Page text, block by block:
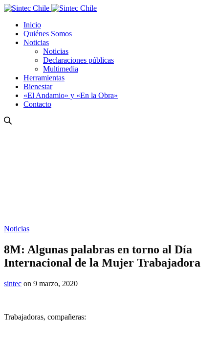
Inicio
Quiénes Somos
Noticias
Noticias
Declaraciones públicas
Multimedia
Herramientas
Bienestar
«El Andamio» y «En la Obra»
Contacto
Noticias
8M: Algunas palabras en torno al Día
Internacional de la Mujer Trabajadora
sintec on 9 marzo, 2020
Trabajadoras, compañeras: